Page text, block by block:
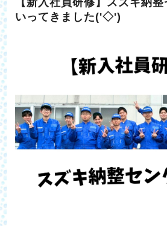
いってきました('◇')ゞ